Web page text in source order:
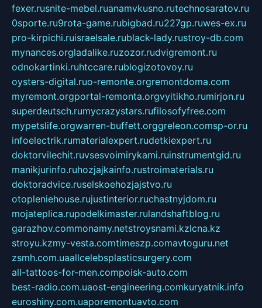
fexer.rusnite-mebel.ruanamvkusno.rutechnosaratov.ru
0sporte.ru9rota-game.rubigbad.ru227gp.ruwes-ex.ru
pro-kirpichi.ruisraelsale.rublack-lady.rustroy-db.com
mynances.orgladalike.ruzozor.rudvigremont.ru
odnokartinki.ruhtccare.rublogizotovoy.ru
oysters-digital.ruo-remonte.orgremontdoma.com
myremont.orgportal-remonta.orgvyitikho.rumirjon.ru
superdeutsch.rumycrazystars.rufilosofyfree.com
mypetslife.orgwarren-buffett.orggreleon.comsp-or.ru
infoelectrik.rumaterialexpert.rudetkiexpert.ru
doktorvilechit.ruvsesvoimirykami.ruinstrumentgid.ru
manikjurinfo.ruhozjajkainfo.rustroimaterials.ru
doktoradvice.ruselskoehozjajstvo.ru
otopleniehouse.rujustinterior.ruchastnyjdom.ru
mojateplica.rupodelkimaster.rulandshaftblog.ru
garazhov.commonamy.netstroysnami.kzlcna.kz
stroyu.kzmy-vesta.comtimeszp.comavtoguru.net
zsmh.com.uaallcelebsplasticsurgery.com
all-tattoos-for-men.compoisk-auto.com
best-radio.com.uaost-engineering.comkuryatnik.info
euroshiny.com.uaporemontuavto.com